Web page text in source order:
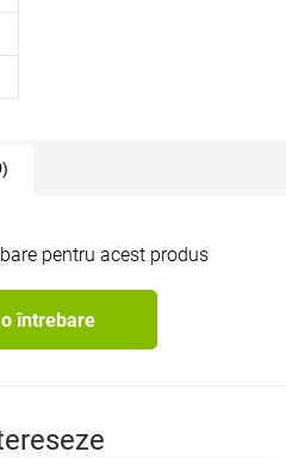
pentru acest produs
întrebare